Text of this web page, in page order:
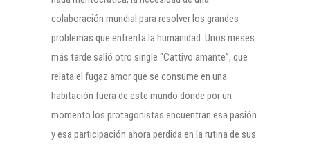
colaboración mundial para resolver los grandes
problemas que enfrenta la humanidad. Unos meses
más tarde salió otro single “Cattivo amante”, que
relata el fugaz amor que se consume en una
habitación fuera de este mundo donde por un
momento los protagonistas encuentran esa pasión
y esa participación ahora perdida en la rutina de sus